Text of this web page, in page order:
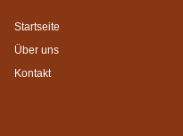
Startseite
Über uns
Kontakt